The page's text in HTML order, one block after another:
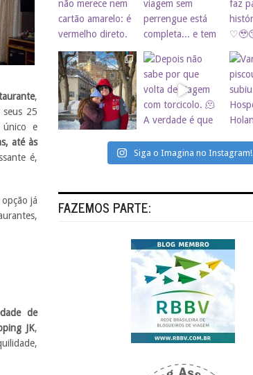
,
25
único e
até às
é,
já
de
JK,
Siga o Imagina no Instagram!
FAZEMOS PARTE: